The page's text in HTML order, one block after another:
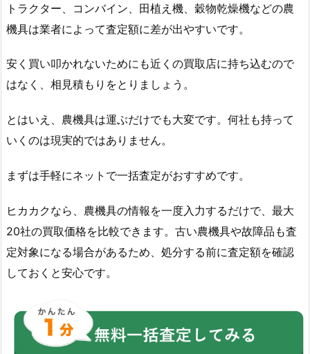
トラクター、コンバイン、田植え機、穀物乾燥機などの農
機具は業者によって査定額に差が出やすいです。
安く買い叩かれないためにも近くの買取店に持ち込むので
はなく、相見積もりをとりましょう。
とはいえ、農機具は運ぶだけでも大変です。何社も持って
いくのは現実的ではありません。
まずは手軽にネットで一括査定がおすすめです。
ヒカカクなら、農機具の情報を一度入力するだけで、最大
20社の買取価格を比較できます。古い農機具や故障品も査
定対象になる場合があるため、処分する前に査定額を確認
しておくと安心です。